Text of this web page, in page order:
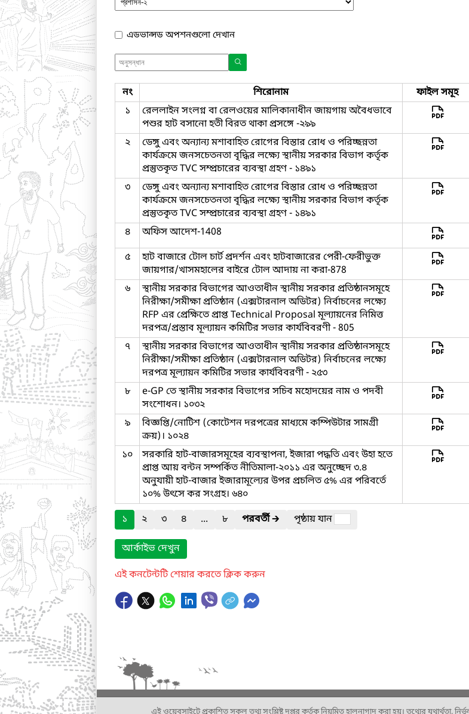
এডভান্সড অপশনগুলো দেখান
নং শিরোনাম ফাইল সমূহ
১
রেললাইন সংলগ্ন বা রেলওয়ের মালিকানাধীন জায়গায় অবৈধভাবে
পশুর হাট বসানো হতী বিরত থাকা প্রসঙ্গে -২৯৯
২
ডেঙ্গু এবং অন্যান্য মশাবাহিত রোগের বিস্তার রোধ ও পরিচ্ছন্নতা
কার্যক্রমে জনসচেতনতা বৃদ্ধির লক্ষ্যে স্থানীয় সরকার বিভাগ কর্তৃক
প্রস্তুতকৃত TVC সম্প্রচারের ব্যবস্থা গ্রহণ - ১৪৯১
৩
ডেঙ্গু এবং অন্যান্য মশাবাহিত রোগের বিস্তার রোধ ও পরিচ্ছন্নতা
কার্যক্রমে জনসচেতনতা বৃদ্ধির লক্ষ্যে স্থানীয় সরকার বিভাগ কর্তৃক
প্রস্তুতকৃত TVC সম্প্রচারের ব্যবস্থা গ্রহণ - ১৪৯১
৪ অফিস আদেশ-1408
৫
হাট বাজারে টোল চার্ট প্রদর্শন এবং হাটবাজারের পেরী-ফেরীভুক্ত
জায়গার/খাসমহালের বাইরে টোল আদায় না করা-878
৬
স্থানীয় সরকার বিভাগের আওতাধীন স্থানীয় সরকার প্রতিষ্ঠানসমূহে
নিরীক্ষা/সমীক্ষা প্রতিষ্ঠান (এক্সটারনাল অডিটর) নির্বাচনের লক্ষ্যে
RFP এর প্রেক্ষিতে প্রাপ্ত Technical Proposal মূল্যায়নের নিমিত্ত
দরপত্র/প্রস্তাব মূল্যায়ন কমিটির সভার কার্যবিবরণী - 805
৭
স্থানীয় সরকার বিভাগের আওতাধীন স্থানীয় সরকার প্রতিষ্ঠানসমূহে
নিরীক্ষা/সমীক্ষা প্রতিষ্ঠান (এক্সটারনাল অডিটর) নির্বাচনের লক্ষ্যে
দরপত্র মূল্যায়ন কমিটির সভার কার্যবিবরণী - ২৫৩
৮
e-GP তে স্থানীয় সরকার বিভাগের সচিব মহোদয়ের নাম ও পদবী
সংশোধন। ১০৩২
৯
বিজ্ঞপ্তি/নোটিশ (কোটেশন দরপত্রের মাধ্যমে কম্পিউটার সামগ্রী
ক্রয়)। ১০২৪
১০
সরকারি হাট-বাজারসমূহের ব্যবস্থাপনা, ইজারা পদ্ধতি এবং উহা হতে
প্রাপ্ত আয় বন্টন সম্পর্কিত নীতিমালা-২০১১ এর অনুচ্ছেদ ৩.৪
অনুযায়ী হাট-বাজার ইজারামূল্যের উপর প্রচলিত ৫% এর পরিবর্তে
১০% উৎসে কর সংগ্রহ। ৬৪০
১ ২ ৩ ৪ ... ৮ পরবর্তী🡲 পৃষ্ঠায় যান
আর্কাইভ দেখুন
এই কনটেন্টটি শেয়ার করতে ক্লিক করুন
এই ওয়েবসাইটে প্রকাশিত সকল তথ্য সংশ্লিষ্ট দপ্তর কর্তৃক নিয়মিত হালনাগাদ করা হয়। তথ্যের যথার্থতা,